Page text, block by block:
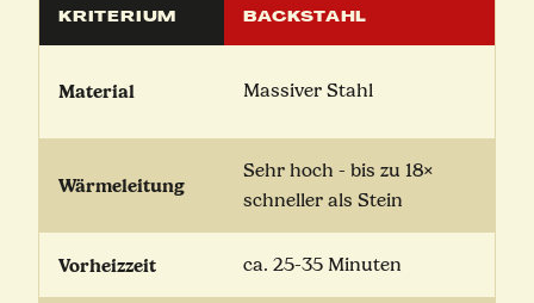
KRITERIUM BACKSTAHL
Material Massiver Stahl
Wärmeleitung
Sehr hoch - bis zu 18×
schneller als Stein
Vorheizzeit ca. 25-35 Minuten